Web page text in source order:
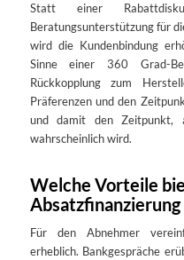
Statt einer
Beratungsunterstützung für
wird die Kundenbindung
Sinne einer 360 Grad-
Rückkopplung zum
Präferenzen und den
und damit den Zeitpunkt,
wahrscheinlich wird.
Welche Vorteile
Für den Abnehmer
erheblich. Bankgespräche